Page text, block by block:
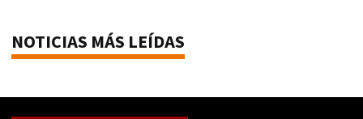
NOTICIAS MÁS LEÍDAS